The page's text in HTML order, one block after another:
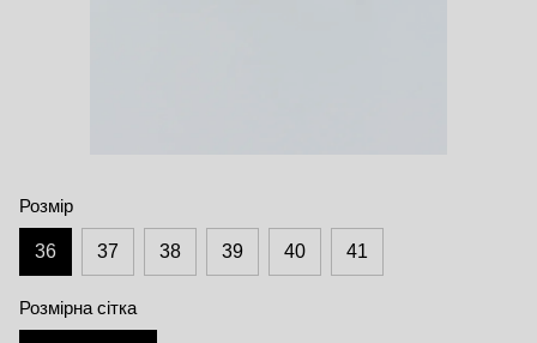
Розмір
36 37 38 39 40 41
Розмірна сітка